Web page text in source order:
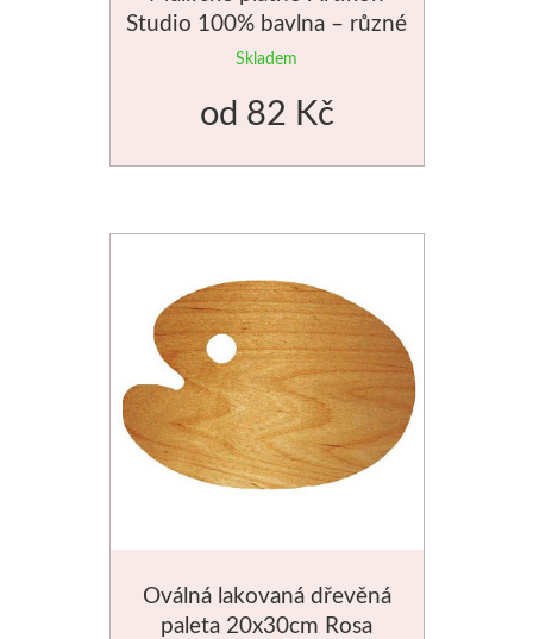
Studio 100% bavlna – různé
rozměry
Skladem
od 82 Kč
Oválná lakovaná dřevěná
paleta 20x30cm Rosa